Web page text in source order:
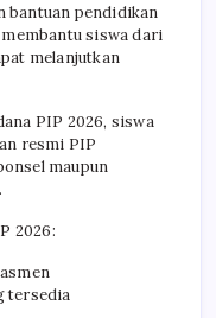
bantuan pendidikan
siswa dari
melanjutkan
PIP 2026, siswa
resmi PIP
maupun
2026:
tersedia